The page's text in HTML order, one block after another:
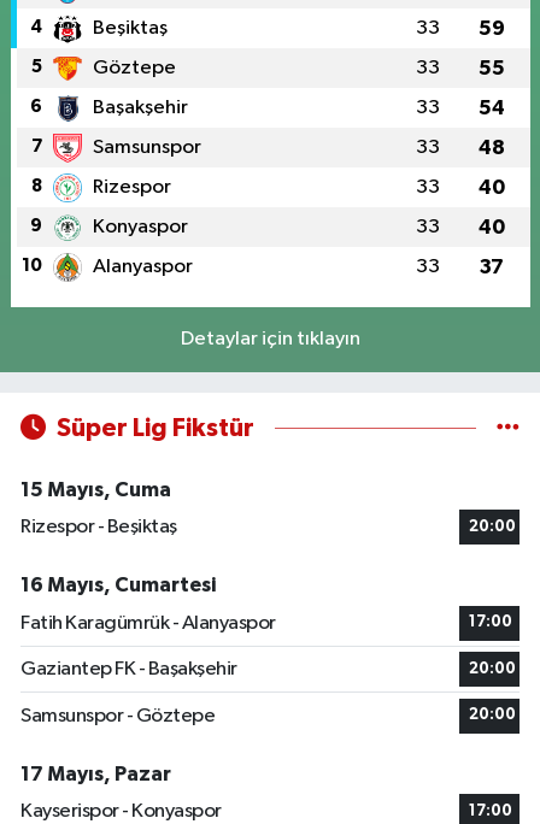
4 Beşiktaş 33 59
5 Göztepe 33 55
6 Başakşehir 33 54
7 Samsunspor 33 48
8 Rizespor 33 40
9 Konyaspor 33 40
10 Alanyaspor 33 37
Detaylar için tıklayın
Süper Lig Fikstür
15 Mayıs, Cuma
Rizespor - Beşiktaş
20:00
16 Mayıs, Cumartesi
Fatih Karagümrük - Alanyaspor
17:00
Gaziantep FK - Başakşehir 20:00
Samsunspor - Göztepe 20:00
17 Mayıs, Pazar
Kayserispor - Konyaspor
17:00